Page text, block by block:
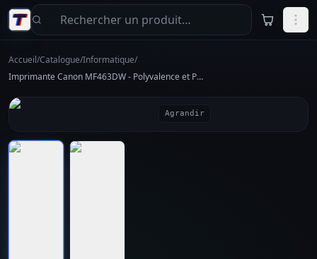
Aller au contenu principal
Accueil/Catalogue/Informatique/
Imprimante Canon MF463DW - Polyvalence et Performance
Agrandir